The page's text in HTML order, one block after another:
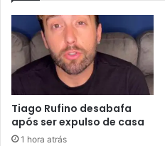
Tiago Rufino desabafa
após ser expulso de casa
1 hora atrás